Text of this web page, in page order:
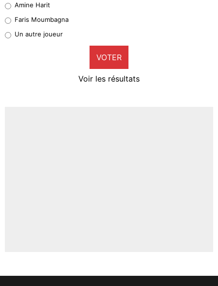
1%
9%
Amine Harit
Faris Moumbagna
Un autre joueur
VOTER
Voir les résultats